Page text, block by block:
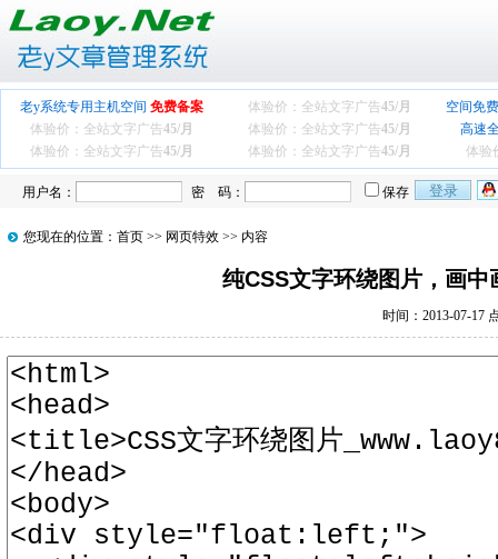
老y系统专用主机空间 免费备案 体验价：全站文字广告45/月
空间免
体验价：全站文字广告45/月 体验价：全站文字广告45/月
高速
体验价：全站文字广告45/月 体验价：全站文字广告45/月 体验
用户名： 密 码： 保存
您现在的位置： 首页 >> 网页特效 >> 内容
纯CSS文字环绕图片，画
时间：2013-07-17